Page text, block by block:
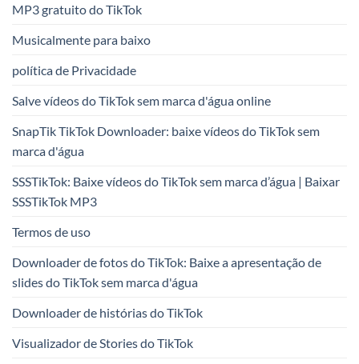
MP3 gratuito do TikTok
Musicalmente para baixo
política de Privacidade
Salve vídeos do TikTok sem marca d'água online
SnapTik TikTok Downloader: baixe vídeos do TikTok sem
marca d'água
SSSTikTok: Baixe vídeos do TikTok sem marca d’água | Baixar
SSSTikTok MP3
Termos de uso
Downloader de fotos do TikTok: Baixe a apresentação de
slides do TikTok sem marca d'água
Downloader de histórias do TikTok
Visualizador de Stories do TikTok